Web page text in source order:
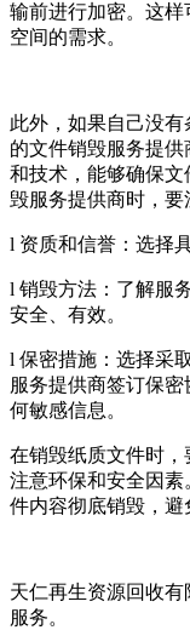
输前进行加密。这
空间的需求。
此外，如果自己没
的文件销毁服务提
和技术，能够确保
毁服务提供商时，要
l 资质和信誉：选择
l 销毁方法：了解服
安全、有效。
l 保密措施：选择采
服务提供商签订保
何敏感信息。
在销毁纸质文件时
注意环保和安全因
件内容彻底销毁，避
天仁再生资源回收
服务。